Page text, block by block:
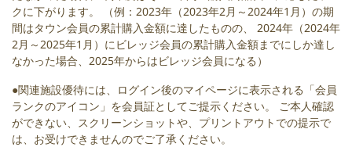
クに下がります。 （例：2023年（2023年2月～2024年1月）の期
間はタウン会員の累計購入金額に達したものの、 2024年（2024年
2月～2025年1月）にビレッジ会員の累計購入金額までにしか達し
なかった場合、2025年からはビレッジ会員になる）
●関連施設優待には、ログイン後のマイページに表示される「会員
ランクのアイコン」を会員証としてご提示ください。 ご本人確認
ができない、スクリーンショットや、プリントアウトでの提示で
は、お受けできませんのでご了承ください。